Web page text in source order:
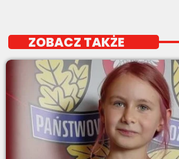
ZOBACZ TAKŻE